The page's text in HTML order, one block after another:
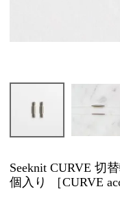
Seeknit CURVE 切
個入り ［CURVE